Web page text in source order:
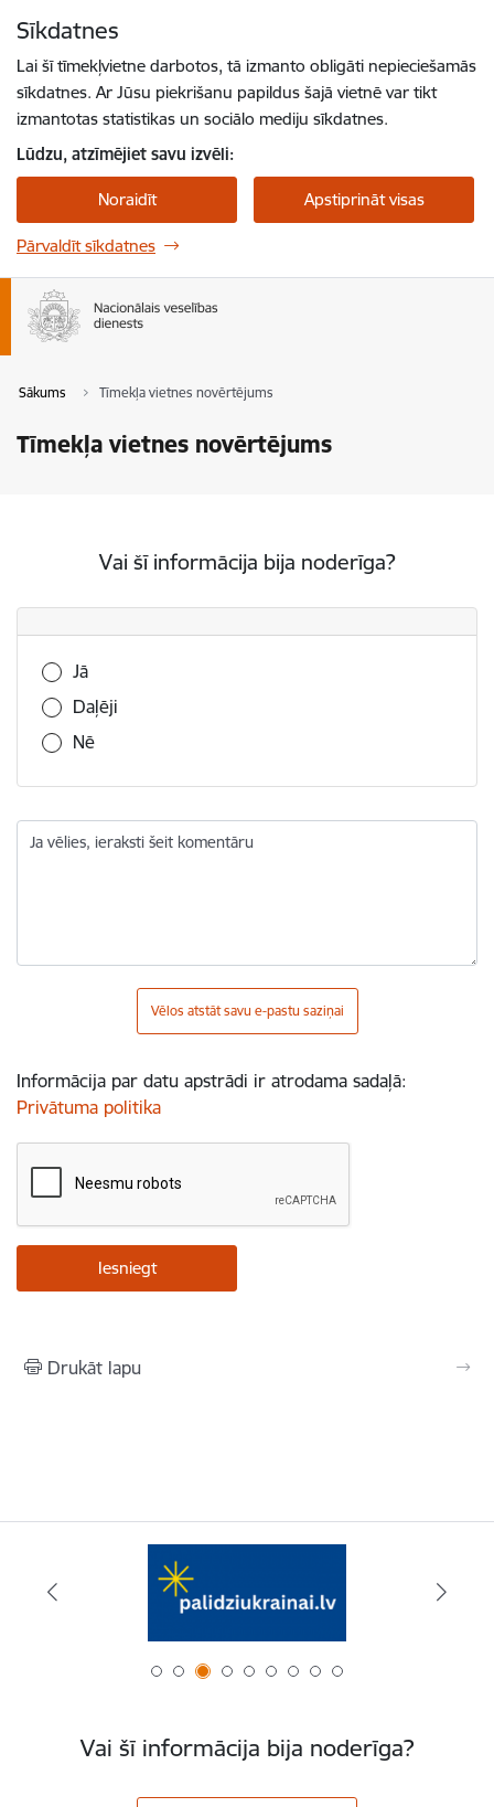
Sīkdatnes
Lai šī tīmekļvietne darbotos, tā izmanto obligāti nepieciešamās
sīkdatnes. Ar Jūsu piekrišanu papildus šajā vietnē var tikt
izmantotas statistikas un sociālo mediju sīkdatnes.
Lūdzu, atzīmējiet savu izvēli:
Noraidīt Apstiprināt visas
Pārvaldīt sīkdatnes
Sākums Tīmekļa vietnes novērtējums
Tīmekļa vietnes novērtējums
Vai šī informācija bija noderīga?
Vai šī informācija bija noderīga?
Jā
Daļēji
Nē
Ja vēlies, ieraksti šeit komentāru
Vēlos atstāt savu e-pastu saziņai
Informācija par datu apstrādi ir atrodama sadaļā:
Privātuma politika
Drukāt lapu
Vai šī informācija bija noderīga?